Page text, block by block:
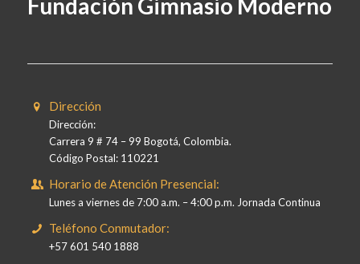
Fundación Gimnasio Moderno
Dirección
Dirección:
Carrera 9 # 74 – 99 Bogotá, Colombia.
Código Postal: 110221
Horario de Atención Presencial:
Lunes a viernes de 7:00 a.m. – 4:00 p.m. Jornada Continua
Teléfono Conmutador:
+57 601 540 1888